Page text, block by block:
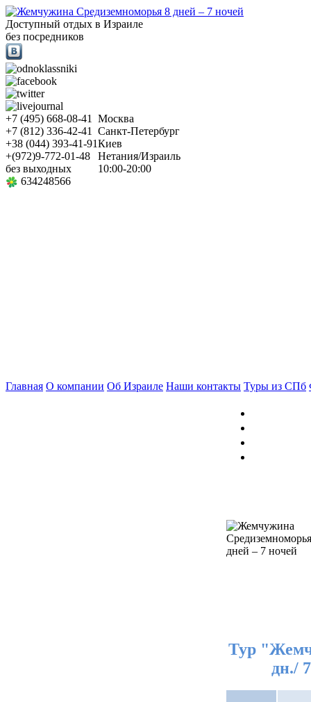
Доступный отдых в Израиле
без посредников
+7 (495) 668-08-41
Москва
+7 (812) 336-42-41
Санкт-Петербург
+38 (044) 393-41-91Киев
+(972)9-772-01-48
Нетания/Израиль
без выходных
10:00-20:00
634248566
Главная О компании Об Израиле Наши контакты Туры из СПб
Тур
дн./